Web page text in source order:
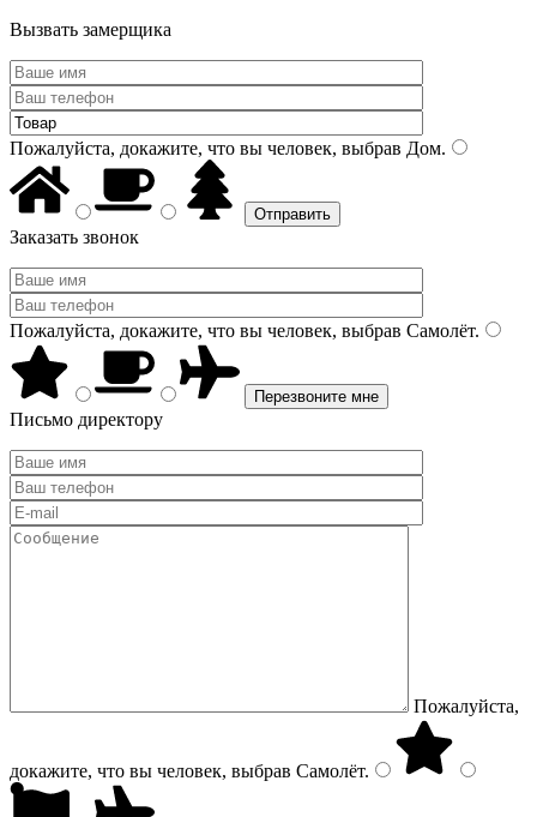
Вызвать замерщика
Пожалуйста, докажите, что вы человек, выбрав Дом.
Заказать звонок
Пожалуйста, докажите, что вы человек, выбрав Самолёт.
Письмо директору
Пожалуйста,
докажите, что вы человек, выбрав Самолёт.